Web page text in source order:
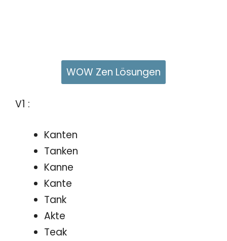
WOW Zen Lösungen
V1 :
Kanten
Tanken
Kanne
Kante
Tank
Akte
Teak